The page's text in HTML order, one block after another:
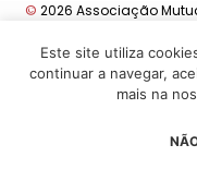
© 2026 Associação
Este site utiliza
continuar a navegar,
mais na